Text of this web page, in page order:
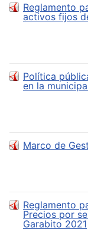
Reglamento
activos fijos
Política
en la
Marco de
Reglamento
Precios por
Garabito 2021